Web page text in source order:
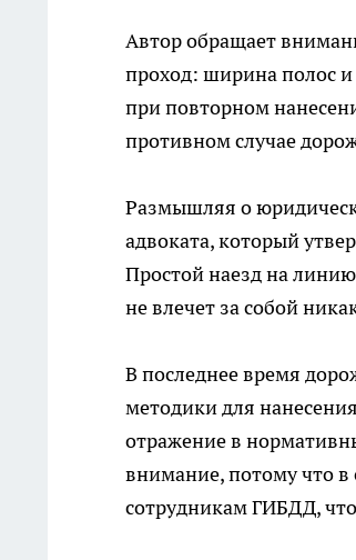
Автор обращает
проход: ширина полос
при повторном
противном случае
Размышляя о
адвоката, который
Простой наезд на
не влечет за собой
В последнее время
методики для
отражение в
внимание, потому что в
сотрудникам ГИБДД,